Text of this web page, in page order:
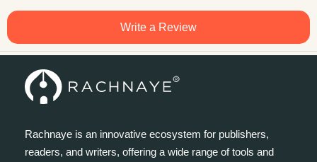
Write a Review
Rachnaye is an innovative ecosystem for publishers,
readers, and writers, offering a wide range of tools and